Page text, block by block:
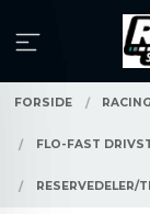
innholdet
FORSIDE
FLO-FAST
RESERVEDELER/